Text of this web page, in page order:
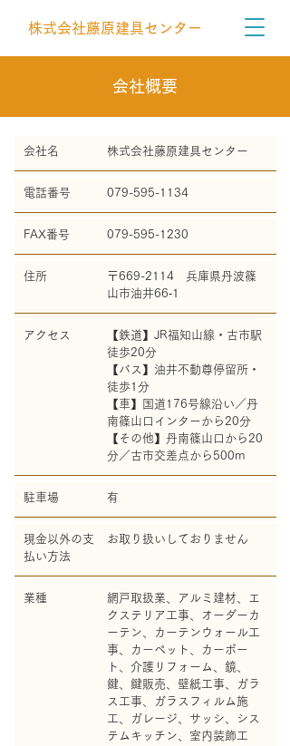
株式会社藤原建具センター
会社名 株式会社藤原建具センター
電話番号 079-595-1134
FAX番号 079-595-1230
住所
〒669-2114 兵庫県丹波篠
山市油井66‐1
アクセス
【鉄道】JR福知山線・古市駅
徒歩20分
【バス】油井不動尊停留所・
徒歩1分
​【車】国道176号線沿い／丹
南篠山口インターから20分
【その他】丹南篠山口から20
分／古市交差点から500m
駐車場 有
現金以外の支
払い方法
お取り扱いしておりません
業種
網戸取扱業、アルミ建材、エ
クステリア工事、オーダーカ
ーテン、カーテンウォール工
事、カーペット、カーポー
ト、介護リフォーム、鏡、
鍵、鍵販売、壁紙工事、ガラ
ス工事、ガラスフィルム施
工、ガレージ、サッシ、シス
テムキッチン、室内装飾工
会社概要